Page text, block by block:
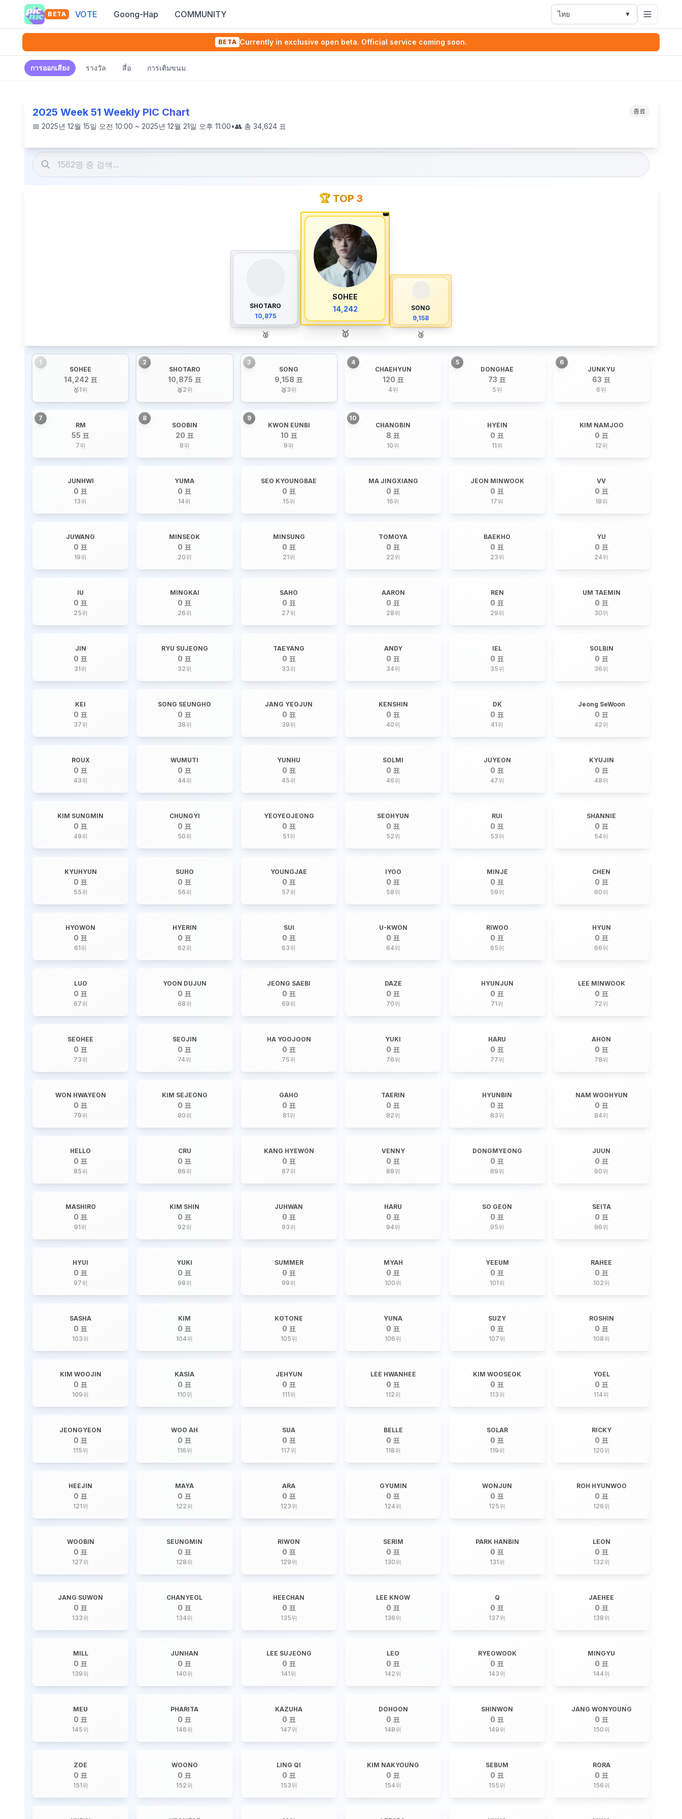
BETA VOTE Goong-Hap COMMUNITY ไทย ▼
BETA Currently in exclusive open beta. Official service coming soon.
การออกเสียง รางวัล สื่อ การเติมขนม
2025 Week 51 Weekly PIC Chart 종료
📅 2025년 12월 15일 오전 10:00 ~ 2025년 12월 21일 오후 11:00•👥 총 34,624 표
🏆 TOP 3
SHOTARO
10,875
🥈
👑
SOHEE
14,242
🥇
SONG
9,158
🥉
1
SOHEE
14,242 표
🥇1위
2
SHOTARO
10,875 표
🥈2위
3
SONG
9,158 표
🥉3위
4
CHAEHYUN
120 표
4위
5
DONGHAE
73 표
5위
6
JUNKYU
63 표
6위
7
RM
55 표
7위
8
SOOBIN
20 표
8위
9
KWON EUNBI
10 표
9위
10
CHANGBIN
8 표
10위
HYEIN
0 표
11위
KIM NAMJOO
0 표
12위
JUNHWI
0 표
13위
YUMA
0 표
14위
SEO KYOUNGBAE
0 표
15위
MA JINGXIANG
0 표
16위
JEON MINWOOK
0 표
17위
VV
0 표
18위
JUWANG
0 표
19위
MINSEOK
0 표
20위
MINSUNG
0 표
21위
TOMOYA
0 표
22위
BAEKHO
0 표
23위
YU
0 표
24위
IU
0 표
25위
MINGKAI
0 표
26위
SAHO
0 표
27위
AARON
0 표
28위
REN
0 표
29위
UM TAEMIN
0 표
30위
JIN
0 표
31위
RYU SUJEONG
0 표
32위
TAEYANG
0 표
33위
ANDY
0 표
34위
IEL
0 표
35위
SOLBIN
0 표
36위
KEI
0 표
37위
SONG SEUNGHO
0 표
38위
JANG YEOJUN
0 표
39위
KENSHIN
0 표
40위
DK
0 표
41위
Jeong SeWoon
0 표
42위
ROUX
0 표
43위
WUMUTI
0 표
44위
YUNHU
0 표
45위
SOLMI
0 표
46위
JUYEON
0 표
47위
KYUJIN
0 표
48위
KIM SUNGMIN
0 표
49위
CHUNGYI
0 표
50위
YEOYEOJEONG
0 표
51위
SEOHYUN
0 표
52위
RUI
0 표
53위
SHANNIE
0 표
54위
KYUHYUN
0 표
55위
SUHO
0 표
56위
YOUNGJAE
0 표
57위
IYOO
0 표
58위
MINJE
0 표
59위
CHEN
0 표
60위
HYOWON
0 표
61위
HYERIN
0 표
62위
SUI
0 표
63위
U-KWON
0 표
64위
RIWOO
0 표
65위
HYUN
0 표
66위
LUO
0 표
67위
YOON DUJUN
0 표
68위
JEONG SAEBI
0 표
69위
DAZE
0 표
70위
HYUNJUN
0 표
71위
LEE MINWOOK
0 표
72위
SEOHEE
0 표
73위
SEOJIN
0 표
74위
HA YOOJOON
0 표
75위
YUKI
0 표
76위
HARU
0 표
77위
AHON
0 표
78위
WON HWAYEON
0 표
79위
KIM SEJEONG
0 표
80위
GAHO
0 표
81위
TAERIN
0 표
82위
HYUNBIN
0 표
83위
NAM WOOHYUN
0 표
84위
HELLO
0 표
85위
CRU
0 표
86위
KANG HYEWON
0 표
87위
VENNY
0 표
88위
DONGMYEONG
0 표
89위
JUUN
0 표
90위
MASHIRO
0 표
91위
KIM SHIN
0 표
92위
JUHWAN
0 표
93위
HARU
0 표
94위
SO GEON
0 표
95위
SEITA
0 표
96위
HYUI
0 표
97위
YUKI
0 표
98위
SUMMER
0 표
99위
MYAH
0 표
100위
YEEUM
0 표
101위
RAHEE
0 표
102위
SASHA
0 표
103위
KIM
0 표
104위
KOTONE
0 표
105위
YUNA
0 표
106위
SUZY
0 표
107위
ROSHIN
0 표
108위
KIM WOOJIN
0 표
109위
KASIA
0 표
110위
JEHYUN
0 표
111위
LEE HWANHEE
0 표
112위
KIM WOOSEOK
0 표
113위
YOEL
0 표
114위
JEONGYEON
0 표
115위
WOO AH
0 표
116위
SUA
0 표
117위
BELLE
0 표
118위
SOLAR
0 표
119위
RICKY
0 표
120위
HEEJIN
0 표
121위
MAYA
0 표
122위
ARA
0 표
123위
GYUMIN
0 표
124위
WONJUN
0 표
125위
ROH HYUNWOO
0 표
126위
WOOBIN
0 표
127위
SEUNGMIN
0 표
128위
RIWON
0 표
129위
SERIM
0 표
130위
PARK HANBIN
0 표
131위
LEON
0 표
132위
JANG SUWON
0 표
133위
CHANYEOL
0 표
134위
HEECHAN
0 표
135위
LEE KNOW
0 표
136위
Q
0 표
137위
JAEHEE
0 표
138위
MILL
0 표
139위
JUNHAN
0 표
140위
LEE SUJEONG
0 표
141위
LEO
0 표
142위
RYEOWOOK
0 표
143위
MINGYU
0 표
144위
MEU
0 표
145위
PHARITA
0 표
146위
KAZUHA
0 표
147위
DOHOON
0 표
148위
SHINWON
0 표
149위
JANG WONYOUNG
0 표
150위
ZOE
0 표
151위
WOONO
0 표
152위
LING QI
0 표
153위
KIM NAKYOUNG
0 표
154위
SEBUM
0 표
155위
RORA
0 표
156위